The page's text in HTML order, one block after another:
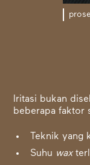
Iritasi bukan
beberapa faktor
Teknik yang
Suhu wax